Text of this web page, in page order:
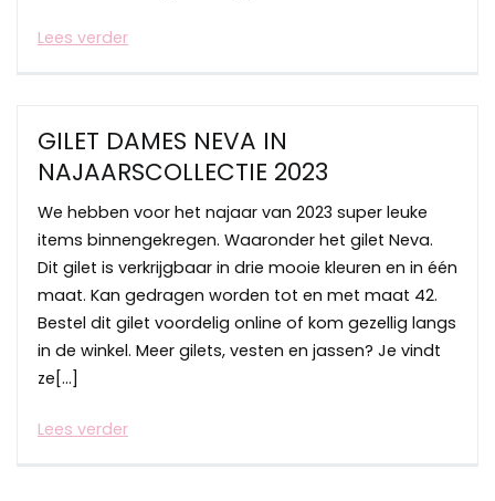
Lees verder
GILET DAMES NEVA IN
NAJAARSCOLLECTIE 2023
We hebben voor het najaar van 2023 super leuke
items binnengekregen. Waaronder het gilet Neva.
Dit gilet is verkrijgbaar in drie mooie kleuren en in één
maat. Kan gedragen worden tot en met maat 42.
Bestel dit gilet voordelig online of kom gezellig langs
in de winkel. Meer gilets, vesten en jassen? Je vindt
ze[…]
Lees verder